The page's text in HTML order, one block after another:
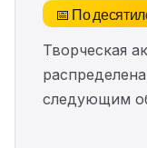
📅 По
Творческая
следующим